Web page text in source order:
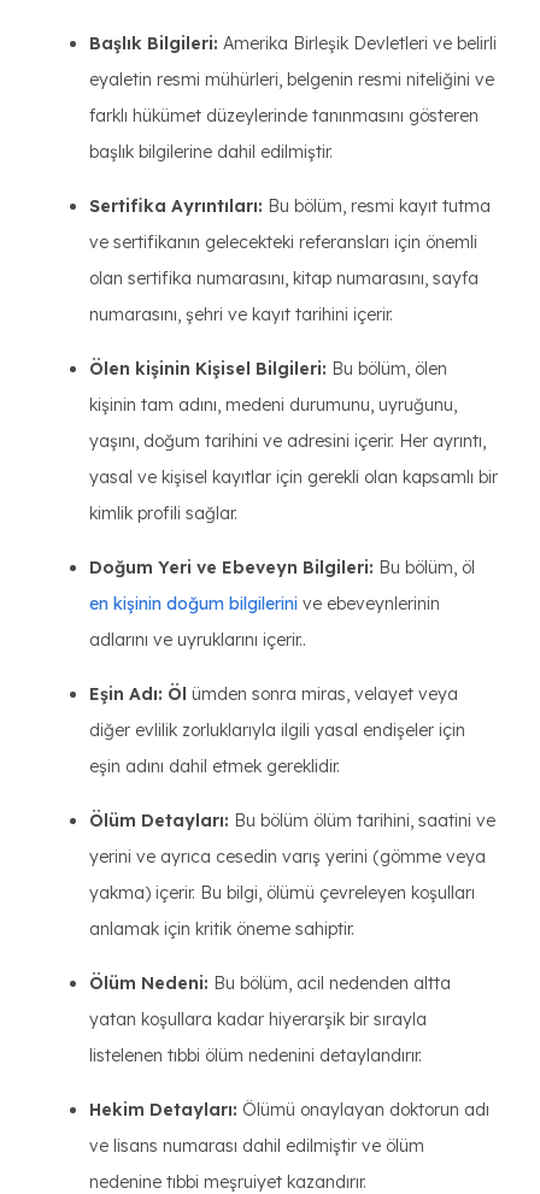
Başlık Bilgileri: Amerika Birleşik Devletleri ve belirli
eyaletin resmi mühürleri, belgenin resmi niteliğini ve
farklı hükümet düzeylerinde tanınmasını gösteren
başlık bilgilerine dahil edilmiştir.
Sertifika Ayrıntıları: Bu bölüm, resmi kayıt tutma
ve sertifikanın gelecekteki referansları için önemli
olan sertifika numarasını, kitap numarasını, sayfa
numarasını, şehri ve kayıt tarihini içerir.
Ölen kişinin Kişisel Bilgileri: Bu bölüm, ölen
kişinin tam adını, medeni durumunu, uyruğunu,
yaşını, doğum tarihini ve adresini içerir. Her ayrıntı,
yasal ve kişisel kayıtlar için gerekli olan kapsamlı bir
kimlik profili sağlar.
Doğum Yeri ve Ebeveyn Bilgileri: Bu bölüm, öl
en kişinin doğum bilgilerini ve ebeveynlerinin
adlarını ve uyruklarını içerir..
Eşin Adı: Öl ümden sonra miras, velayet veya
diğer evlilik zorluklarıyla ilgili yasal endişeler için
eşin adını dahil etmek gereklidir.
Ölüm Detayları: Bu bölüm ölüm tarihini, saatini ve
yerini ve ayrıca cesedin varış yerini (gömme veya
yakma) içerir. Bu bilgi, ölümü çevreleyen koşulları
anlamak için kritik öneme sahiptir.
Ölüm Nedeni: Bu bölüm, acil nedenden altta
yatan koşullara kadar hiyerarşik bir sırayla
listelenen tıbbi ölüm nedenini detaylandırır.
Hekim Detayları: Ölümü onaylayan doktorun adı
ve lisans numarası dahil edilmiştir ve ölüm
nedenine tıbbi meşruiyet kazandırır.